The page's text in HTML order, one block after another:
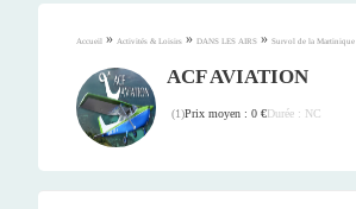
Accueil » Activités & Loisirs » DANS LES AIRS » Survol de la Martinique
ACF AVIATION
(1)Prix moyen : 0 €Durée : NC